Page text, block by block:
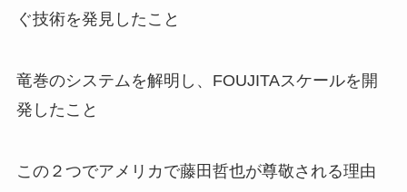
ぐ技術を発見したこと
竜巻のシステムを解明し、FOUJITAスケールを開
発したこと
この２つでアメリカで藤田哲也が尊敬される理由